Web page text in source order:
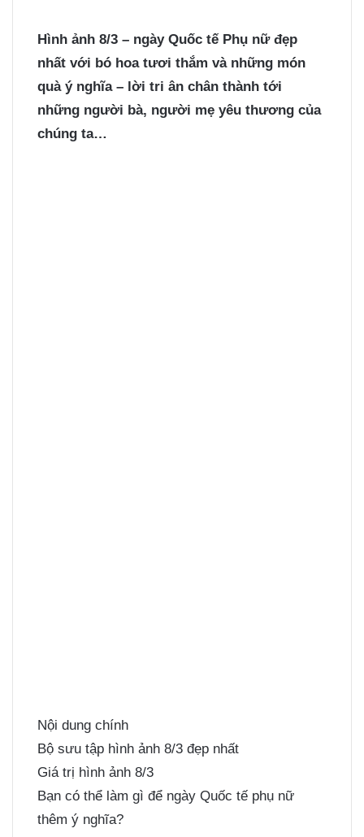
Hình ảnh 8/3 – ngày Quốc tế Phụ nữ đẹp
nhất với bó hoa tươi thắm và những món
quà ý nghĩa – lời tri ân chân thành tới
những người bà, người mẹ yêu thương của
chúng ta…
Nội dung chính
Bộ sưu tập hình ảnh 8/3 đẹp nhất
Giá trị hình ảnh 8/3
Bạn có thể làm gì để ngày Quốc tế phụ nữ
thêm ý nghĩa?